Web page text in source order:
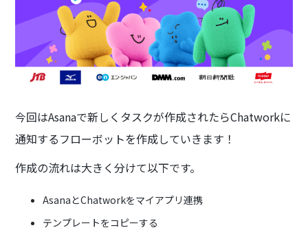
今回はAsanaで新しくタスクが作成されたらChatworkに
通知するフローボットを作成していきます！
作成の流れは大きく分けて以下です。
AsanaとChatworkをマイアプリ連携
テンプレートをコピーする